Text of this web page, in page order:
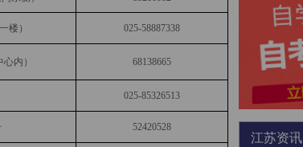
楼） 025-58887338
内） 68138665
025-85326513
52420528
江苏资讯